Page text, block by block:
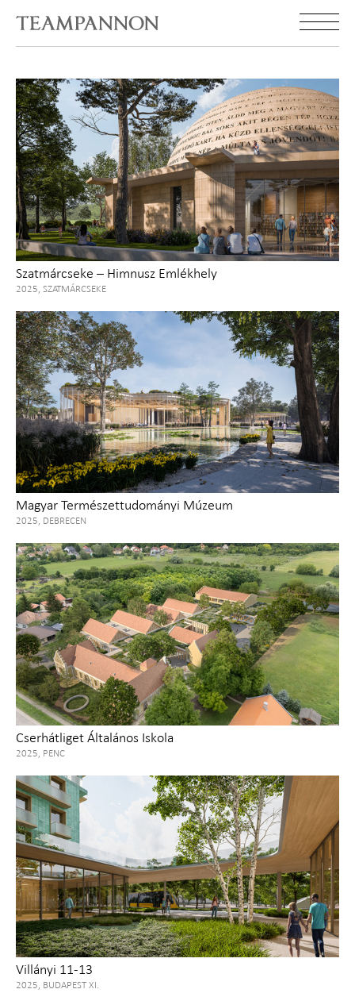
Szatmárcseke – Himnusz Emlékhely
2025, SZATMÁRCSEKE
Magyar Természettudományi Múzeum
2025, DEBRECEN
Cserhátliget Általános Iskola
2025, PENC
Villányi 11-13
2025, BUDAPEST XI.